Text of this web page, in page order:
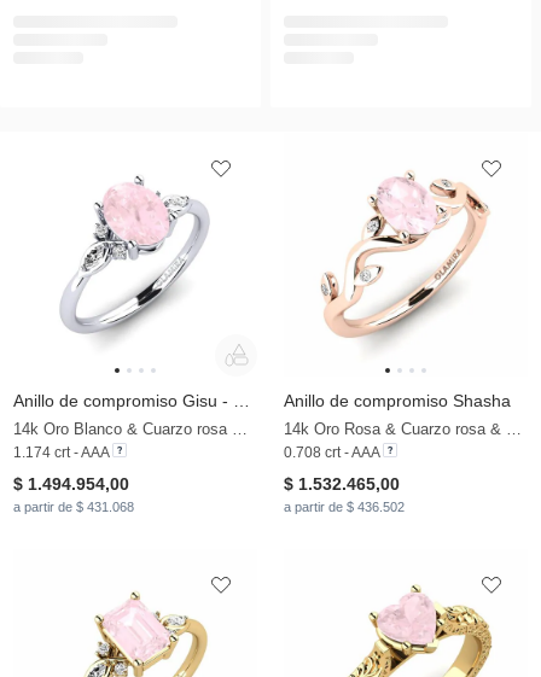
1.174 crt - AAA
$ 1.494.954,00
a partir de $ 431.068
Anillo de compromiso Shasha
0.708 crt - AAA
$ 1.532.465,00
a partir de $ 436.502